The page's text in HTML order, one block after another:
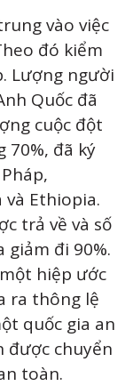
vào việc
đó kiểm
Lượng người
Quốc đã
cuộc đột
70%, đã ký
và Ethiopia.
trả về và số
đi 90%.
hiệp ước
ra thông lệ
quốc gia an
được chuyển
toàn.